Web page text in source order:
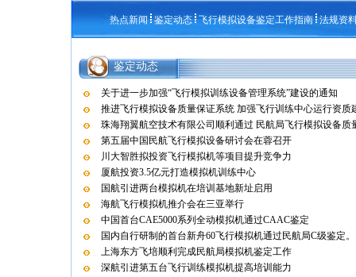
热点新闻 鉴定动态 飞行模拟设备鉴定工作指南 法规资
鉴定动态
关于进一步加强“飞行模拟训练设备管理系统”建设的通知
推进飞行模拟设备质量保证系统 加强飞行训练中心运行资质
珠海翔翼航空技术有限公司顺利通过 民航局飞行模拟设备质
第五届中国民航飞行模拟设备研讨会在蓉召开
川大智胜拟投资飞行模拟机等项目提升竞争力
厦航投资3.5亿元打造模拟机训练中心
国航引进两台模拟机在培训基地新址启用
海航飞行模拟机推介会在三亚举行
中国首台CAE5000系列全动模拟机通过CAAC鉴定
国内自行研制的首台新舟60飞行模拟机通过民航局C级鉴定。
上海东方飞培顺利完成民航局模拟机鉴定工作
深航引进第五台飞行训练模拟机提高培训能力